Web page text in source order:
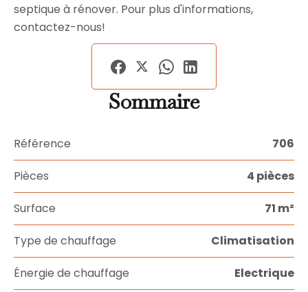
septique à rénover. Pour plus d'informations,
contactez-nous!
Sommaire
Référence 706
Pièces 4 pièces
Surface 71 m²
Type de chauffage Climatisation
Énergie de chauffage Electrique